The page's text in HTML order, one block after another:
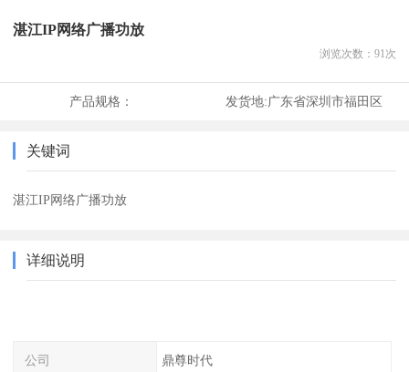
湛江IP网络广播功放
浏览次数： 91次
产品规格： 发货地:广东省深圳市福田区
关键词
湛江IP网络广播功放
详细说明
公司 鼎尊时代